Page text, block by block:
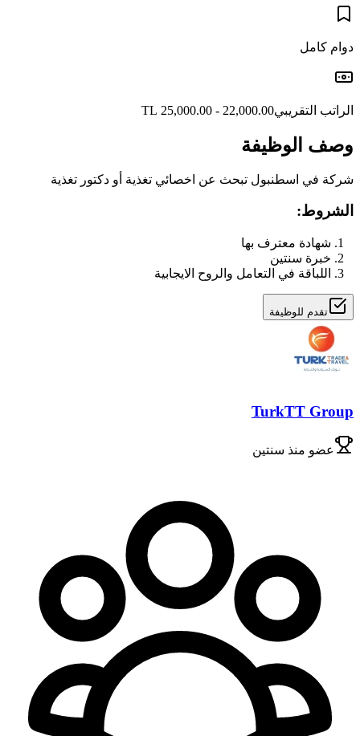
دوام كامل
الراتب التقريبي22,000.00 - 25,000.00 TL
وصف الوظيفة
شركة في اسطنبول تبحث عن اخصائي تغذية أو دكتور تغذية
الشروط:
شهادة معترف بها
خبرة سنتين
اللباقة في التعامل والروح الايجابية
تقدم للوظيفة
TurkTT Group
عضو منذ سنتين